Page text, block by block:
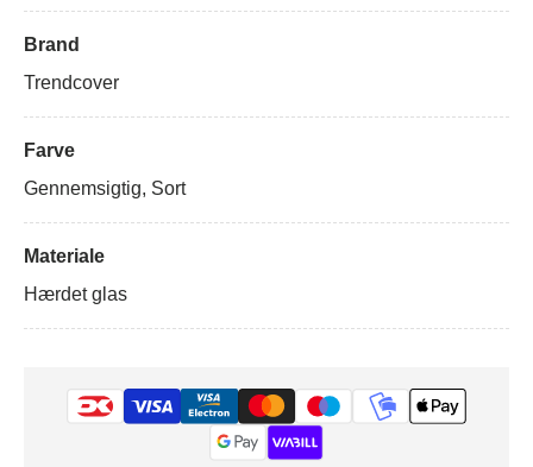
Brand
Trendcover
Farve
Gennemsigtig, Sort
Materiale
Hærdet glas